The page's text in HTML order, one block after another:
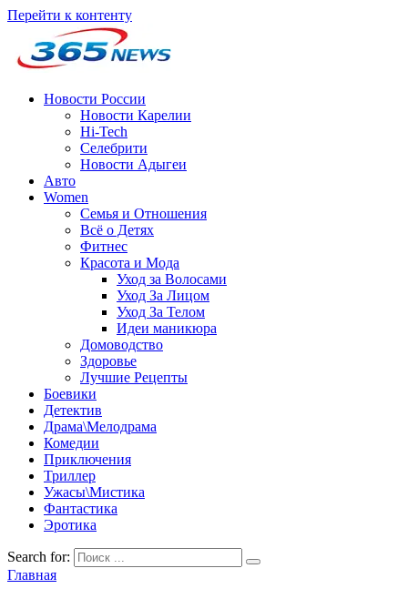
Перейти к контенту
Новости России
Новости Карелии
Hi-Tech
Селебрити
Новости Адыгеи
Авто
Women
Семья и Отношения
Всё о Детях
Фитнес
Красота и Мода
Уход за Волосами
Уход За Лицом
Уход За Телом
Идеи маникюра
Домоводство
Здоровье
Лучшие Рецепты
Боевики
Детектив
Драма\Мелодрама
Комедии
Приключения
Триллер
Ужасы\Мистика
Фантастика
Эротика
Search for:
Главная